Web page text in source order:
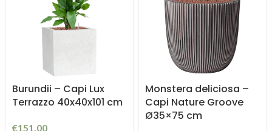
Burundii – Capi Lux
Terrazzo 40x40x101 cm
€151,00
Monstera deliciosa –
Capi Nature Groove
Ø35×75 cm